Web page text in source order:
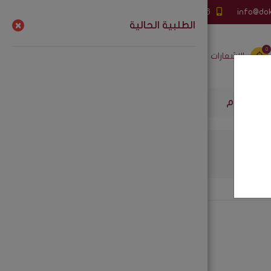
0595818486
0
الإشعارات
الطلبية الحالية